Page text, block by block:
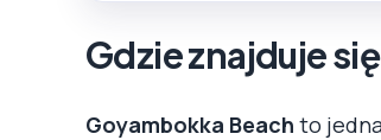
Gdzie znajduje
Goyambokka Beach to